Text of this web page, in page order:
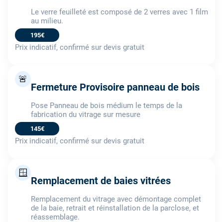
Le verre feuilleté est composé de 2 verres avec 1 film
au milieu.
195€
Prix indicatif, confirmé sur devis gratuit
🚨
Fermeture Provisoire panneau de bois
Pose Panneau de bois médium le temps de la
fabrication du vitrage sur mesure
145€
Prix indicatif, confirmé sur devis gratuit
🪟
Remplacement de baies vitrées
Remplacement du vitrage avec démontage complet
de la baie, retrait et réinstallation de la parclose, et
réassemblage.